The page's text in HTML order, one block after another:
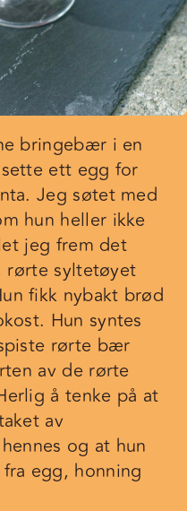
bringebær i en
ett egg for
Jeg søtet med
hun heller ikke
jeg frem det
rørte syltetøyet
fikk nybakt brød
Hun syntes
rørte bær
av de rørte
å tenke på at
av
og at hun
egg, honning